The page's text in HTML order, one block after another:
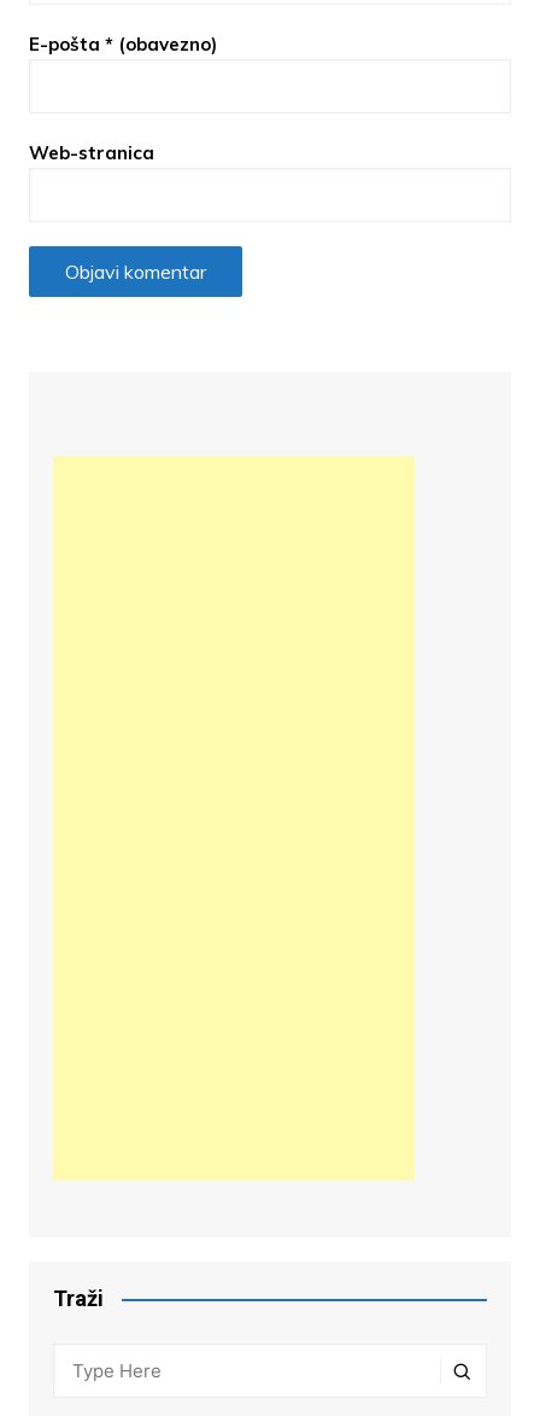
E-pošta * (obavezno)
Web-stranica
Traži